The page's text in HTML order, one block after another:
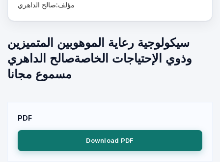
مؤلف:صالح الداهري
سيكولوجية رعاية الموهوبين المتميزين
وذوي الإحتياجات الخاصةصالح الداهري
مسموع مجانا
PDF
Download PDF